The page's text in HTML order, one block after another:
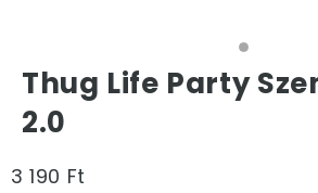
Thug Life Party
2.0
3 190 Ft